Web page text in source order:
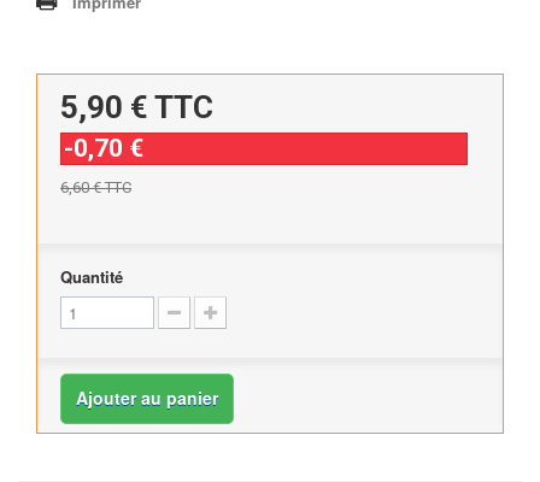
5,90 € TTC
-0,70 €
6,60 €TTC
Quantité
Ajouter au panier